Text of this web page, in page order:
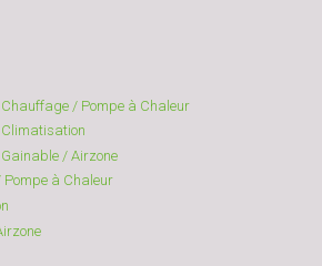
/ Pompe à Chaleur
/ Airzone
à Chaleur